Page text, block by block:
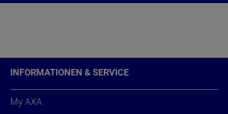
INFORMATIONEN & SERVICE
My AXA